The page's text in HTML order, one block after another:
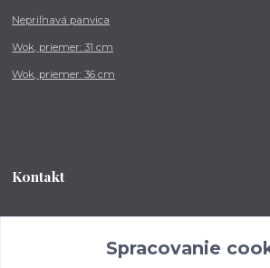
Nepriľnavá panvica
Wok, priemer: 31 cm
Wok, priemer: 36 cm
Kontakt
od 8:00 - do 16:00 hodSpracovanie